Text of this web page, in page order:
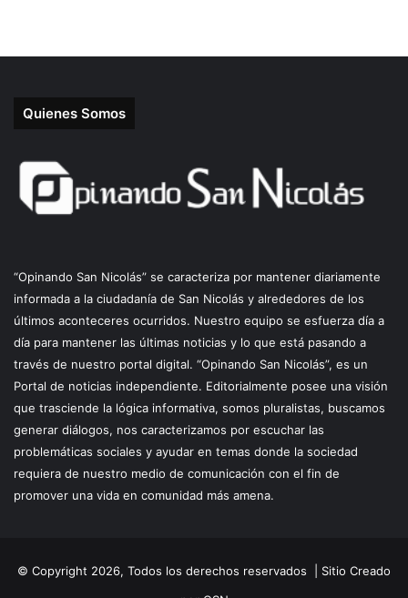
Quienes Somos
“Opinando San Nicolás” se caracteriza por mantener diariamente
informada a la ciudadanía de San Nicolás y alrededores de los
últimos aconteceres ocurridos. Nuestro equipo se esfuerza día a
día para mantener las últimas noticias y lo que está pasando a
través de nuestro portal digital. “Opinando San Nicolás”, es un
Portal de noticias independiente. Editorialmente posee una visión
que trasciende la lógica informativa, somos pluralistas, buscamos
generar diálogos, nos caracterizamos por escuchar las
problemáticas sociales y ayudar en temas donde la sociedad
requiera de nuestro medio de comunicación con el fin de
promover una vida en comunidad más amena.
© Copyright 2026, Todos los derechos reservados | Sitio Creado